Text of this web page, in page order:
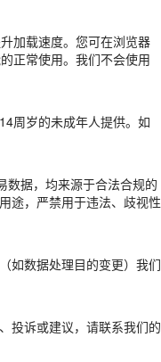
加载速度。您可在浏览器
正常使用。我们不会使用
周岁的未成年人提供。如
数据，均来源于合法合规的
途，严禁用于违法、歧视性
如数据处理目的变更）我们
投诉或建议，请联系我们的